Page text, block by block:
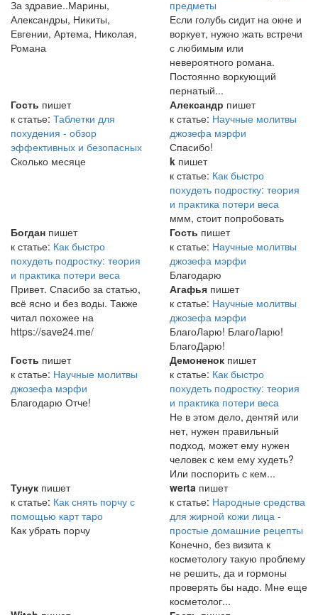
За здравие..Марины,
Александры, Никиты,
Евгении, Артема, Николая,
Романа
предметы
Если голубь сидит на окне и
воркует, нужно жать встречи
с любимым или
невероятного романа.
Постоянно воркующий
пернатый...
Гость пишет
к статье: Таблетки для
похудения - обзор
эффективных и безопасных
Сколько месяце
Александр пишет
к статье: Научные молитвы
джозефа мэрфи
Спасибо!
k пишет
к статье: Как быстро
похудеть подростку: теория
и практика потери веса
ммм, стоит попробовать
Богдан пишет
к статье: Как быстро
похудеть подростку: теория
и практика потери веса
Привет. Спасибо за статью,
всё ясно и без воды. Также
читал похожее на
https://save24.me/
Гость пишет
к статье: Научные молитвы
джозефа мэрфи
Благодарю
Агафья пишет
к статье: Научные молитвы
джозефа мэрфи
БлагоЛарю! БлагоЛарю!
БлагоДарю!
Гость пишет
к статье: Научные молитвы
джозефа мэрфи
Благодарю Отче!
Демоненок пишет
к статье: Как быстро
похудеть подростку: теория
и практика потери веса
Не в этом дело, дентяй или
нет, нужен правильный
подход, может ему нужен
человек с кем ему худеть?
Или поспорить с кем...
Тунук пишет
к статье: Как снять порчу с
помощью карт таро
Как убрать порчу
werta пишет
к статье: Народные средства
для жирной кожи лица -
простые домашние рецепты
Конечно, без визита к
косметологу такую проблему
не решить, да и гормоны
проверять бы надо. Мне еще
косметолог...